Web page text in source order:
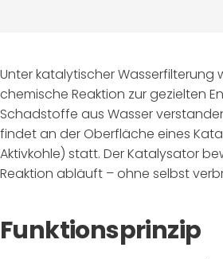
Unter katalytischer Wasserfilterung
chemische Reaktion zur gezielten
Schadstoffe aus Wasser
findet an der Oberfläche eines
Aktivkohle) statt. Der Katalysator
Reaktion abläuft – ohne selbst
Funktionsprinzip